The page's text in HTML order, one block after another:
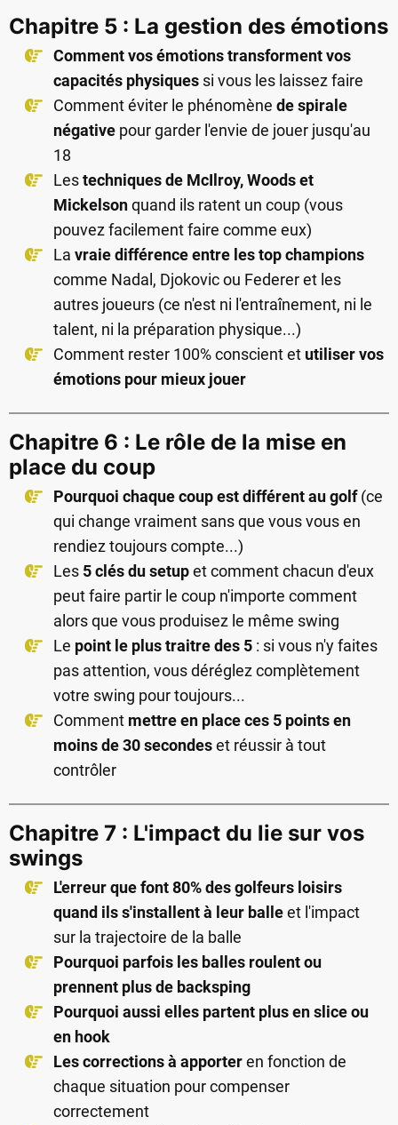
Chapitre 5 : La gestion des émotions
Comment vos émotions transforment vos
capacités physiques si vous les laissez faire
Comment éviter le phénomène de spirale
négative pour garder l'envie de jouer jusqu'au
18
Lestechniques de McIlroy, Woods et
Mickelsonquand ils ratent un coup (vous
pouvez facilement faire comme eux)
La vraie différence entre les top champions
comme Nadal, Djokovic ou Federer et les
autres joueurs (ce n'est ni l'entraînement, ni le
talent, ni la préparation physique...)
Comment rester 100% conscient et utiliser vos
émotions pour mieux jouer
Chapitre 6 : Le rôle de la mise en
place du coup
Pourquoi chaque coup est différent au golf(ce
qui change vraiment sans que vous vous en
rendiez toujours compte...)
Les 5 clés du setupet comment chacun d'eux
peut faire partir le coup n'importe comment
alors que vous produisez le même swing
Le point le plus traitre des 5 : si vous n'y faites
pas attention, vous déréglez complètement
votre swing pour toujours...
Comment mettre en place ces 5 points en
moins de 30 secondeset réussir à tout
contrôler
Chapitre 7 : L'impact du lie sur vos
swings
L'erreur que font 80% des golfeurs loisirs
quand ils s'installent à leur balleet l'impact
sur la trajectoire de la balle
Pourquoi parfois les balles roulent ou
prennent plus de backsping
Pourquoi aussi elles partent plus en slice ou
en hook
Les corrections à apporteren fonction de
chaque situation pour compenser
correctement